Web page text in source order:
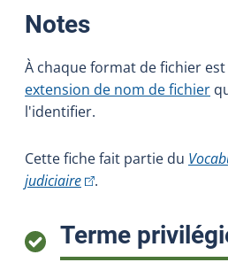
Notes:
À chaque format de fichier
extension de nom de fichier
l'identifier.
Cette fiche fait partie du
judiciaire(Cet hyperlien externe
.
Terme